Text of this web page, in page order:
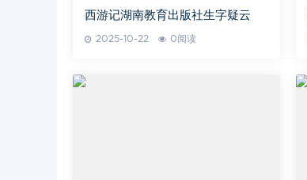
西游记湖南教育出版社生字疑云
2025-10-22 0阅读